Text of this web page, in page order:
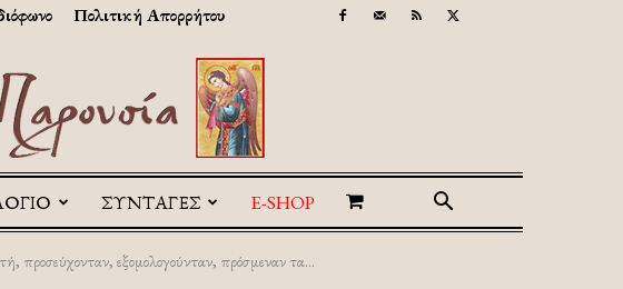
Πολιτική Απορρήτου
ΣΥΝΤΑΓΕΣ E-SHOP
προσεύχονταν, εξομολογούνταν, πρόσμεναν τα...